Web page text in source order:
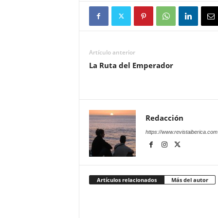
Artículo anterior
La Ruta del Emperador
Redacción
https://www.revistaiberica.com
Artículos relacionados Más del autor